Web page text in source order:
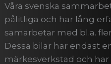
Våra svenska
pålitliga och har lång
samarbetar med bl.a.
Dessa bilar har endast
märkesverkstad och